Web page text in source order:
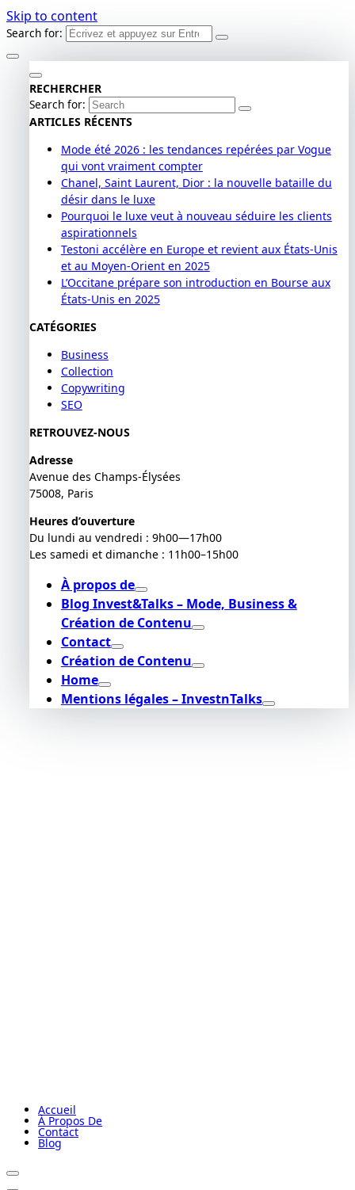
Skip to content
Search for:
RECHERCHER
Search for:
ARTICLES RÉCENTS
Mode été 2026 : les tendances repérées par Vogue
qui vont vraiment compter
Chanel, Saint Laurent, Dior : la nouvelle bataille du
désir dans le luxe
Pourquoi le luxe veut à nouveau séduire les clients
aspirationnels
Testoni accélère en Europe et revient aux États-Unis
et au Moyen-Orient en 2025
L’Occitane prépare son introduction en Bourse aux
États-Unis en 2025
CATÉGORIES
Business
Collection
Copywriting
SEO
RETROUVEZ-NOUS
Adresse
Avenue des Champs-Élysées
75008, Paris
Heures d’ouverture
Du lundi au vendredi : 9h00—17h00
Les samedi et dimanche : 11h00–15h00
À propos de
Blog Invest&Talks – Mode, Business &
Création de Contenu
Contact
Création de Contenu
Home
Mentions légales – InvestnTalks
Accueil
À Propos De
Contact
Blog